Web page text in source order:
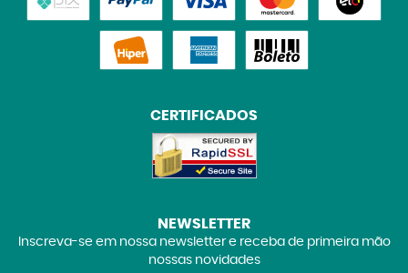
CERTIFICADOS
NEWSLETTER
Inscreva-se em nossa newsletter e receba de primeira mão
nossas novidades